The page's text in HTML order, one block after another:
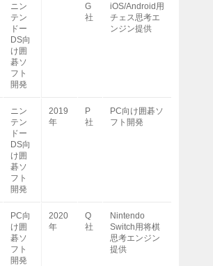
ニン
テン
ドー
DS向
け囲
碁ソ
フト
開発
G
社
iOS/Android用
チェス思考エ
ンジン提供
ニン
テン
ドー
DS向
け囲
碁ソ
フト
開発
2019
年
P
社
PC向け囲碁ソ
フト開発
PC向
け囲
碁ソ
フト
開発
2020
年
Q
社
Nintendo
Switch用将棋
思考エンジン
提供